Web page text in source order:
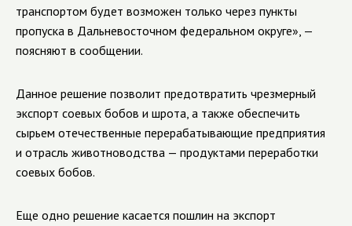
транспортом будет возможен только через пункты
пропуска в Дальневосточном федеральном округе», —
поясняют в сообщении.
Данное решение позволит предотвратить чрезмерный
экспорт соевых бобов и шрота, а также обеспечить
сырьем отечественные перерабатывающие предприятия
и отрасль животноводства — продуктами переработки
соевых бобов.
Еще одно решение касается пошлин на экспорт